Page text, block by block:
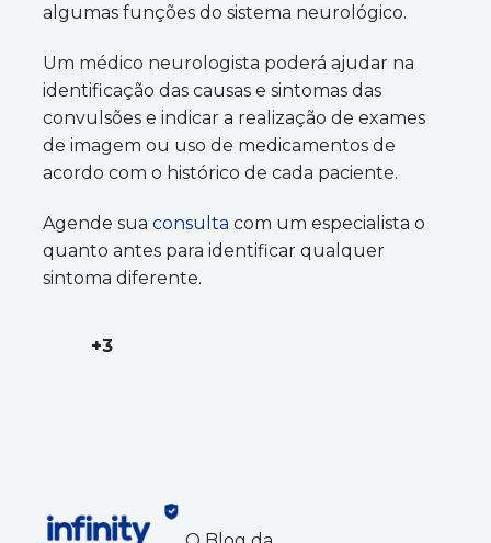
algumas funções do sistema neurológico.
Um médico neurologista poderá ajudar na
identificação das causas e sintomas das
convulsões e indicar a realização de exames
de imagem ou uso de medicamentos de
acordo com o histórico de cada paciente.
Agende sua consulta com um especialista o
quanto antes para identificar qualquer
sintoma diferente.
+3